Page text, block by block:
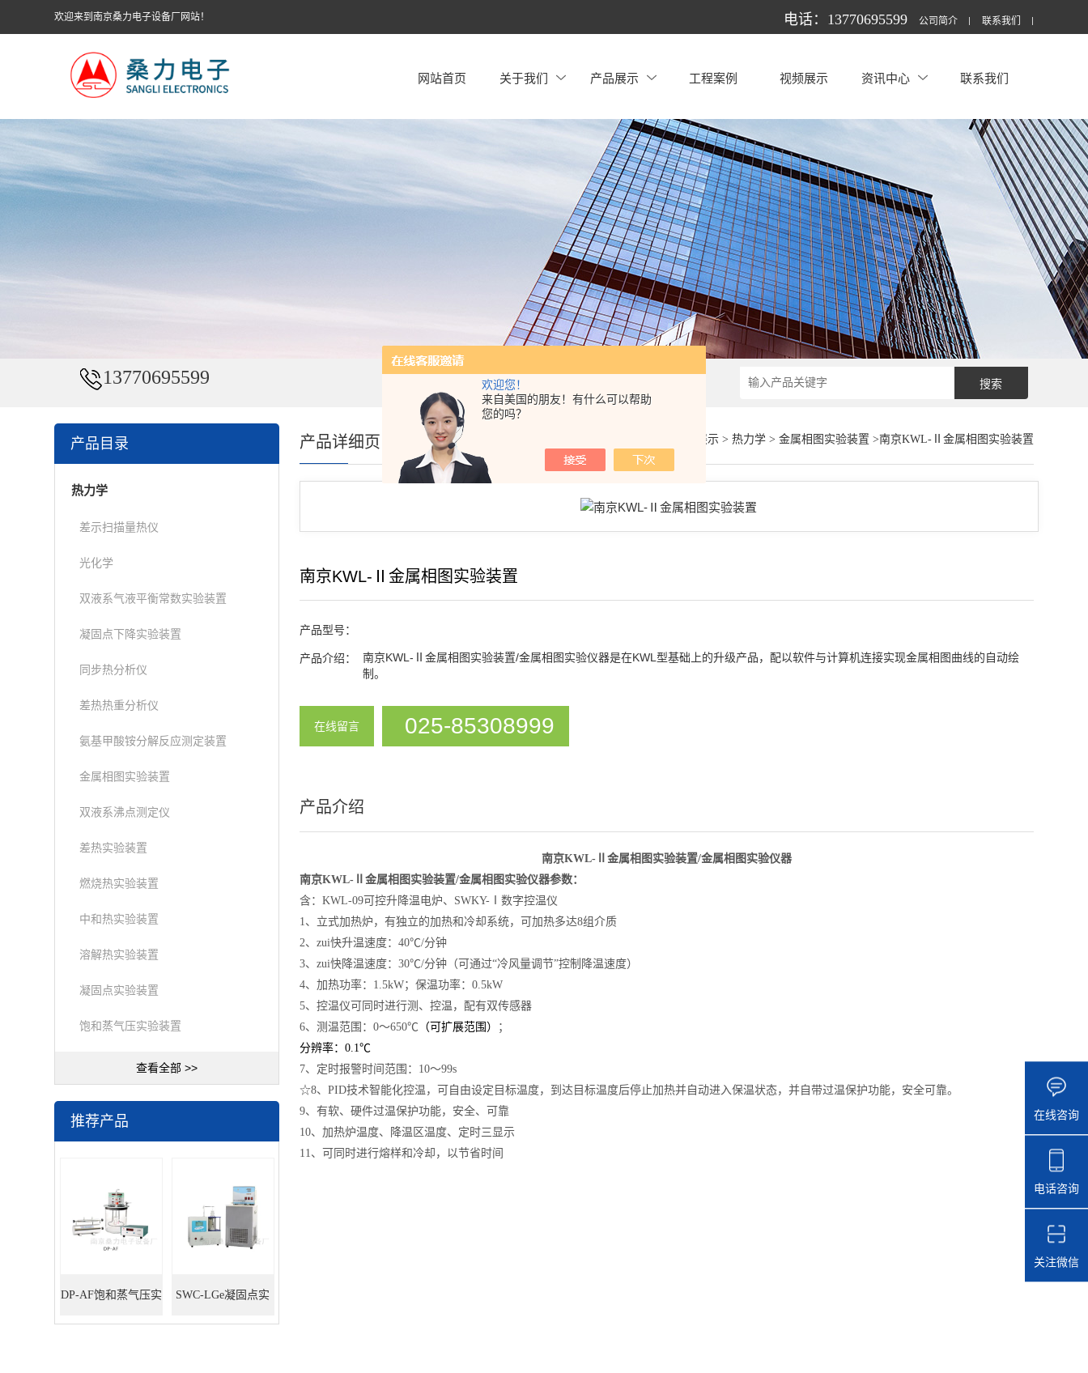
欢迎您！
来自美国的朋友！有什么可以帮助
您的吗？
欢迎来到南京桑力电子设备厂网站！ 电话：13770695599 公司简介 联系我们
网站首页 关于我们 产品展示 工程案例 视频展示 资讯中心 联系我们
13770695599
产品目录
热力学
差示扫描量热仪
光化学
双液系气液平衡常数实验装置
凝固点下降实验装置
同步热分析仪
差热热重分析仪
氨基甲酸铵分解反应测定装置
金属相图实验装置
双液系沸点测定仪
差热实验装置
燃烧热实验装置
中和热实验装置
溶解热实验装置
凝固点实验装置
饱和蒸气压实验装置
查看全部 >>
推荐产品
DP-AF饱和蒸气压实 SWC-LGe凝固点实
产品展示> 热力学> 金属相图实验装置 >南京KWL-Ⅱ金属相图实验装置
产品详细页
南京KWL-Ⅱ金属相图实验装置
产品型号：
产品介绍：
南京KWL-Ⅱ金属相图实验装置/金属相图实验仪器是在KWL型基础上的升级产品，配以软件与计算机连接实现金属相图曲线的自动绘
制。
在线留言 025-85308999
产品介绍
南京KWL-Ⅱ金属相图实验装置/金属相图实验仪器
南京KWL-Ⅱ金属相图实验装置/金属相图实验仪器参数：
含：KWL-09可控升降温电炉、SWKY-Ⅰ数字控温仪
1、立式加热炉，有独立的加热和冷却系统，可加热多达8组介质
2、zui快升温速度：40℃/分钟
3、zui快降温速度：30℃/分钟（可通过“冷风量调节”控制降温速度）
4、加热功率：1.5kW；保温功率：0.5kW
5、控温仪可同时进行测、控温，配有双传感器
6、测温范围：0～650℃（可扩展范围）
；
分辨率：0.1℃
7、定时报警时间范围：10～99s
☆8、PID技术智能化控温，可自由设定目标温度，到达目标温度后停止加热并自动进入保温状态，并自带过温保护功能，安全可靠。
9、有软、硬件过温保护功能，安全、可靠
10、加热炉温度、降温区温度、定时三显示
11、可同时进行熔样和冷却，以节省时间
在线咨询
电话咨询
关注微信